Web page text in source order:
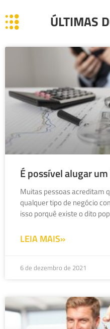
ÚLTIMAS
É possível alugar
Muitas pessoas acreditam
qualquer tipo de negócio
isso porquê existe o dito
LEIA MAIS»
6 de dezembro de 2021